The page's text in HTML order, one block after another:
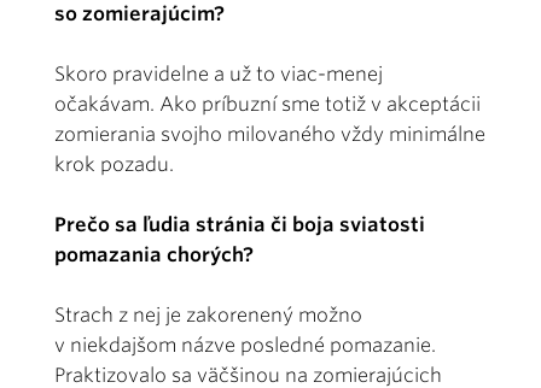
so zomierajúcim?
Skoro pravidelne a už to viac-menej
očakávam. Ako príbuzní sme totiž v akceptácii
zomierania svojho milovaného vždy minimálne
krok pozadu.
Prečo sa ľudia stránia či boja sviatosti
pomazania chorých?
Strach z nej je zakorenený možno
v niekdajšom názve posledné pomazanie.
Praktizovalo sa väčšinou na zomierajúcich